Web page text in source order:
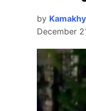
by
December